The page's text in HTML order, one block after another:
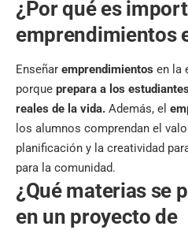
¿Por qué es
emprendimientos
Enseñar emprendimientos en la
porque prepara a los
reales de la vida. Además, el
los alumnos comprendan el
planificación y la creatividad
para la comunidad.
¿Qué materias se
en un proyecto de